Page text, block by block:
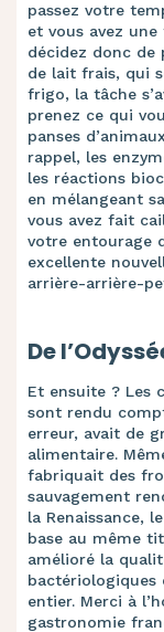
passez votre
et vous avez
décidez donc de
de lait frais, qui
frigo, la tâche
prenez ce qui
panses
rappel, les
les réactions
en mélangeant
vous avez fait
votre entourage
excellente
arrière-arrière-
De
Et ensuite ? Les
sont rendu
erreur, avait de
alimentaire.
fabriquait des
sauvagement
la Renaissance,
base au même
amélioré la
bactériologiques
entier. Merci à
gastronomie